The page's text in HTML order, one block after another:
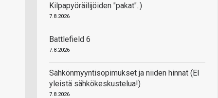
Kilpapyöräilijöiden "pakat"..)
7.8.2026
Battlefield 6
7.8.2026
Sähkönmyyntisopimukset ja niiden hinnat (EI
yleistä sähkökeskustelua!)
7.8.2026